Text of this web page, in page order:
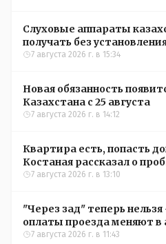
Слуховые аппараты
получать без
7 августа 2026 г. в 15:34
Новая обязанность
Казахстана с 25 августа
7 августа 2026 г. в 14:12
Квартира есть, попасть
Костаная рассказал о
7 августа 2026 г. в 13:10
"Через зад" теперь
оплаты проезда меняют в
7 августа 2026 г. в 11:43